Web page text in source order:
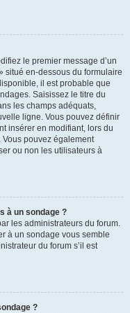
le premier message d’un
situé en-dessous du formulaire
il est probable que
Saisissez le titre du
les champs adéquats,
ligne. Vous pouvez définir
insérer en modifiant, lors du
pouvez également
ou non les utilisateurs à
à un sondage ?
les administrateurs du forum.
à un sondage vous semble
du forum s’il est
?